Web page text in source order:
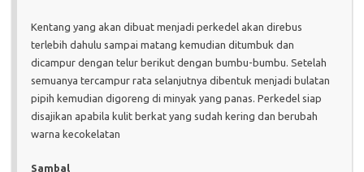
Kentang yang akan dibuat menjadi perkedel akan direbus
terlebih dahulu sampai matang kemudian ditumbuk dan
dicampur dengan telur berikut dengan bumbu-bumbu. Setelah
semuanya tercampur rata selanjutnya dibentuk menjadi bulatan
pipih kemudian digoreng di minyak yang panas. Perkedel siap
disajikan apabila kulit berkat yang sudah kering dan berubah
warna kecokelatan
Sambal